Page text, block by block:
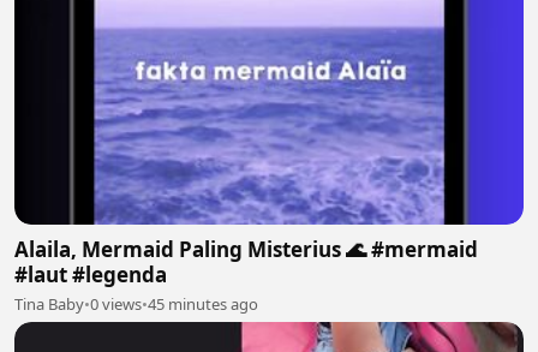
Alaila, Mermaid Paling Misterius 🌊 #mermaid
#laut #legenda
Tina Baby•0 views•45 minutes ago